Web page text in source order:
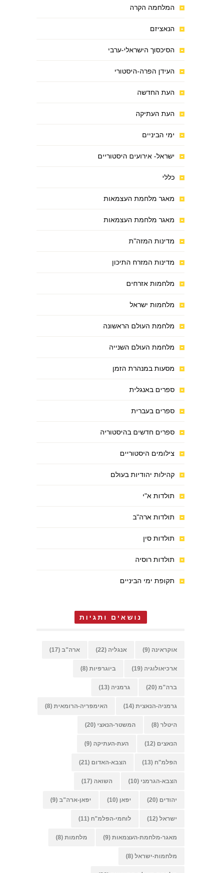
המלחמה הקרה
הנאציזם
הסיכסוך הישראלי-ערבי
העידן הפרה-היסטורי
העת החדשה
העת העתיקה
ימי הביניים
ישראל- אירועים היסטוריים
כללי
מאגר מלחמת העצמאות
מאגר מלחמת העצמאות
מדינות המזה"ת
מדינות המזרח התיכון
מלחמות אזרחים
מלחמות ישראל
מלחמת העולם הראשונה
מלחמת העולם השנייה
מסעות במנהרת הזמן
ספרים באנגלית
ספרים בעברית
ספרים חדשים בהיסטוריה
צילומים היסטוריים
קהילות יהודיות בעולם
תולדות א"י
תולדות ארה"ב
תולדות סין
תולדות רוסיה
תקופת ימי הביניים
נושאים ותגיות
אוקראינה (9) אנגליה (22) ארה"ב (17)
ארכיאולוגיה (19) ביוגרפיות (8)
ברה"מ (20) גרמניה (13)
גרמניה-הנאצית (14) האימפריה-הרומאית (8)
היטלר (8) המשטר-הנאצי (20)
הנאצים (12) העת-העתיקה (9)
הפלמ"ח (13) הצבא-האדום (21)
הצבא-הגרמני (10) השואה (17)
יהודים (20) יפאן (10) יפאן-ארה"ב (9)
ישראל (12) לוחמי-הפלמ"ח (11)
מאגר-מלחמת-העצמאות (9) מלחמות (8)
מלחמות-ישראל (8)